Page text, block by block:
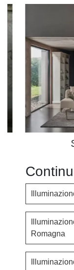
Romagna